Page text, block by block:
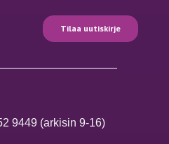
9449(arkisin 9-16)